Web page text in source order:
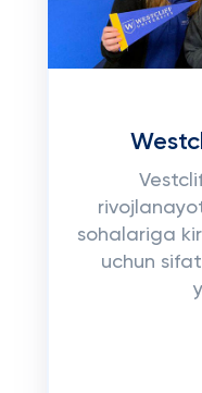
sohalariga
uchun